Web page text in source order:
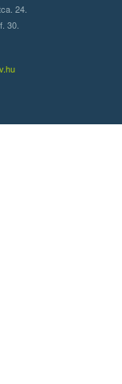
24.
30.